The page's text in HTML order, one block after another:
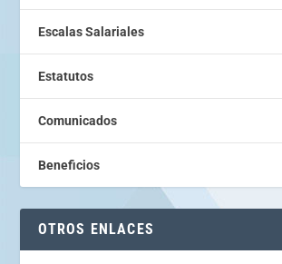
Escalas Salariales
Estatutos
Comunicados
Beneficios
OTROS ENLACES